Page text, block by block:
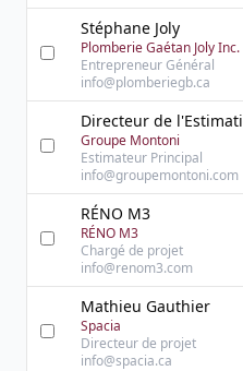
Stéphane Joly
Plomberie Gaétan Joly Inc.
Entrepreneur Général
info@plomberiegb.ca
Directeur de
Groupe Montoni
Estimateur Principal
info@groupemontoni.com
RÉNO M3
RÉNO M3
Chargé de projet
info@renom3.com
Mathieu Gauthier
Spacia
Directeur de projet
info@spacia.ca